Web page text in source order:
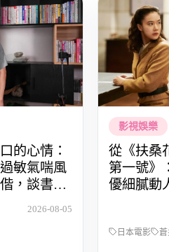
的心情：
敏氣喘風
，談書寫
2026-08-05
影視娛樂
從《扶桑
第一號》
優細膩動
日本電影